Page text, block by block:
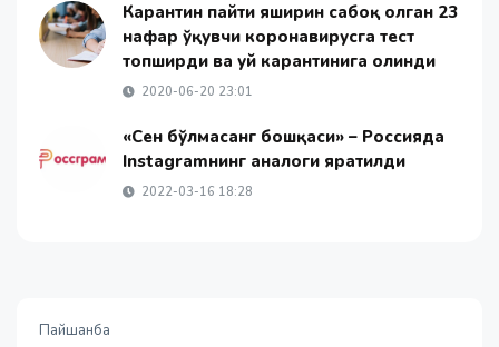
Пайшанба
Карантин пайти яширин сабоқ олган 23
нафар ўқувчи коронавирусга тест
топширди ва уй карантинига олинди
2020-06-20 23:01
«Сен бўлмасанг бошқаси» – Россияда
Instagramнинг аналоги яратилди
2022-03-16 18:28